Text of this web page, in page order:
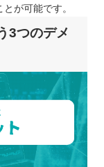
が可能です。
3つのデメ